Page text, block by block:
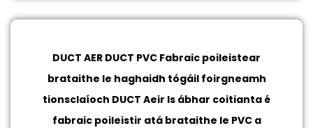
DUCT AER DUCT PVC Fabraic poileistear
brataithe le haghaidh tógáil foirgneamh
tionsclaíoch DUCT Aeir Is ábhar coitianta é
fabraic poileistir atá brataithe le PVC a